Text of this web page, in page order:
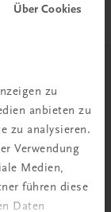
Über Cookies
zu
anbieten zu
zu analysieren.
Verwendung
Medien,
führen diese
Daten